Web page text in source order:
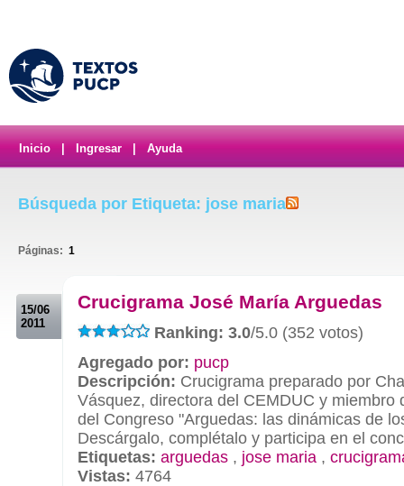
Inicio Ingresar Ayuda
Búsqueda por Etiqueta: jose maria
Páginas: 1
15/06
2011
Crucigrama José María Arguedas
Ranking: 3.0/5.0 (352 votos)
Agregado por: pucp
Descripción: Crucigrama preparado por
Vásquez, directora del CEMDUC y miembro
del Congreso "Arguedas: las dinámicas de
Descárgalo, complétalo y participa en el
Etiquetas: arguedas , jose maria ,
Vistas: 4764